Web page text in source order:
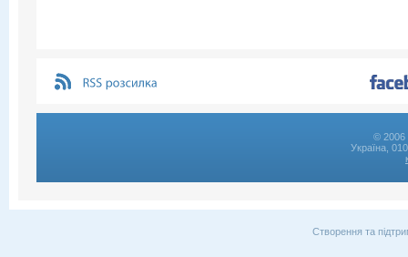
© 2006
Україна,
Створення та